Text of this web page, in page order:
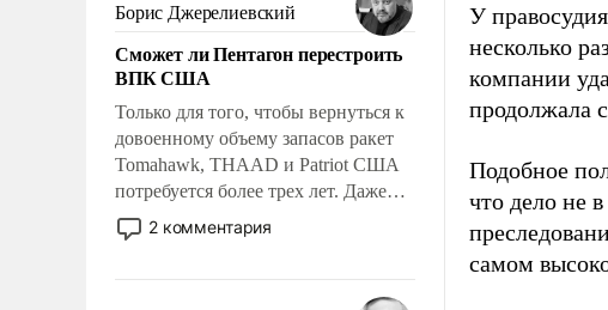
Борис Джерелиевский
Сможет ли Пентагон перестроить
ВПК США
Только для того, чтобы вернуться к
довоенному объему запасов ракет
Tomahawk, THAAD и Patriot США
потребуется более трех лет. Даже
небольшая война с Ираном
опустошила американские
2 комментария
У
несколько
компании
продолжала
Подобное
что дело не
самом